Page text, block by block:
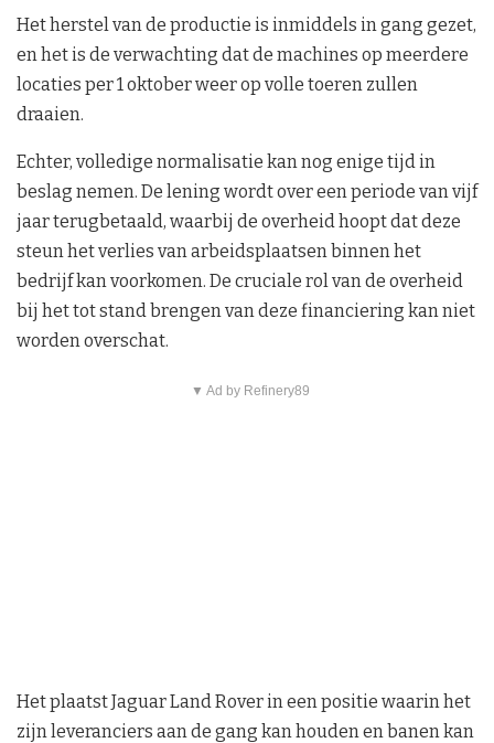
Het herstel van de productie is inmiddels in gang gezet,
en het is de verwachting dat de machines op meerdere
locaties per 1 oktober weer op volle toeren zullen
draaien.
Echter, volledige normalisatie kan nog enige tijd in
beslag nemen. De lening wordt over een periode van vijf
jaar terugbetaald, waarbij de overheid hoopt dat deze
steun het verlies van arbeidsplaatsen binnen het
bedrijf kan voorkomen. De cruciale rol van de overheid
bij het tot stand brengen van deze financiering kan niet
worden overschat.
▼ Ad by Refinery89
Het plaatst Jaguar Land Rover in een positie waarin het
zijn leveranciers aan de gang kan houden en banen kan